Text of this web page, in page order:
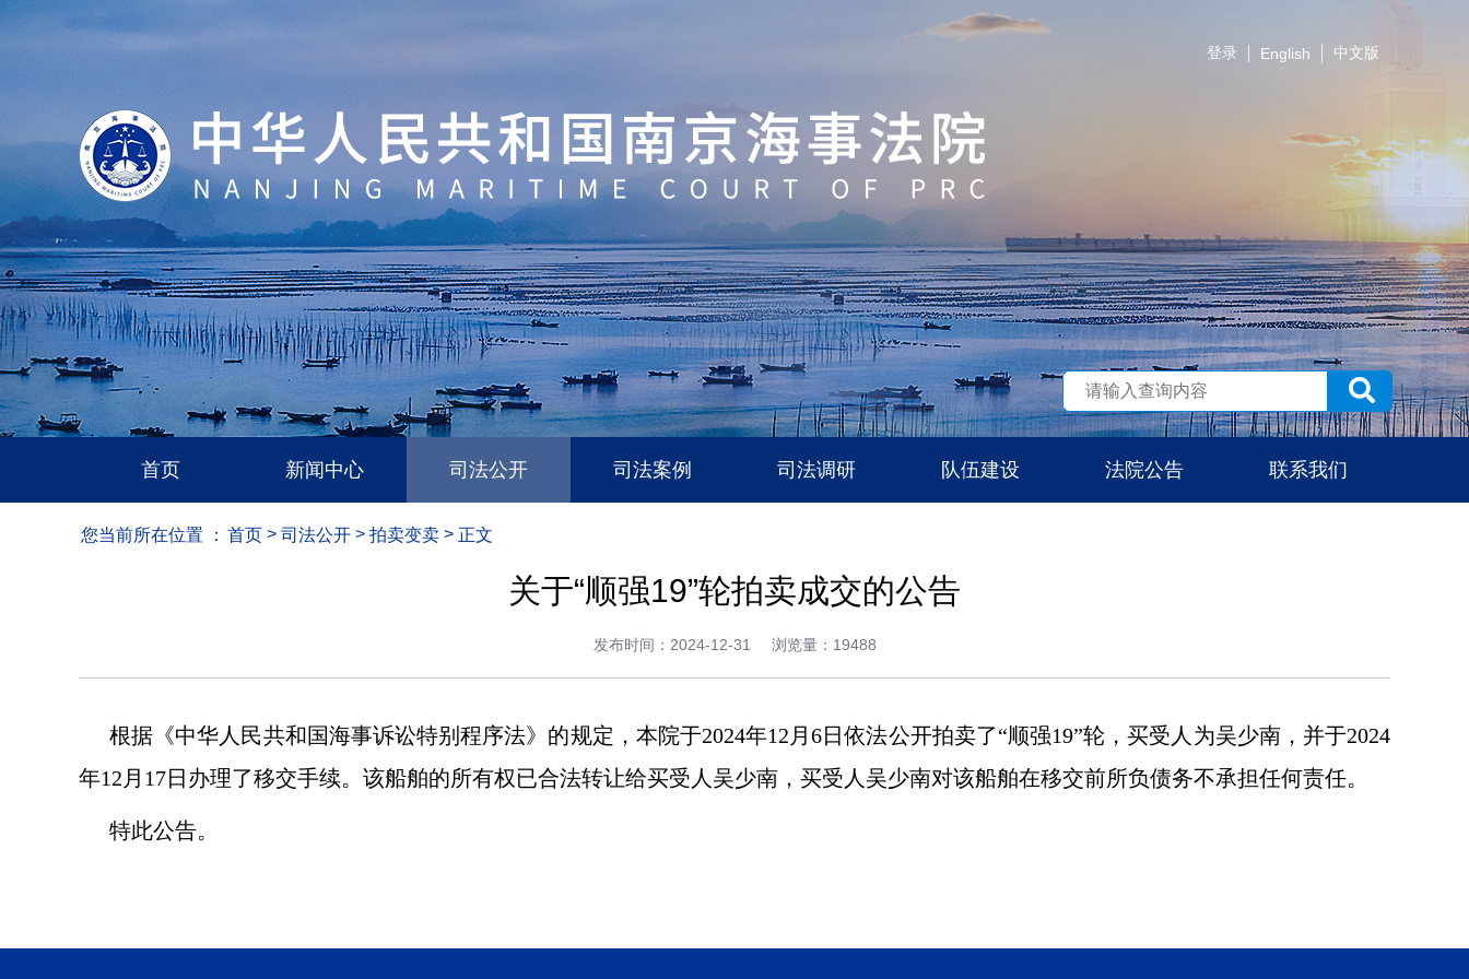
登录 English 中文版
首页 新闻中心 司法公开 司法案例 司法调研 队伍建设 法院公告 联系我们
您当前所在位置 ： 首页 > 司法公开 > 拍卖变卖 > 正文
关于“顺强19”轮拍卖成交的公告
发布时间：2024-12-31 浏览量：19488
根据《中华人民共和国海事诉讼特别程序法》的规定，本院于2024年12月6日依法公开拍卖了“顺强19”轮，买受人为吴少南，并于2024
年12月17日办理了移交手续。该船舶的所有权已合法转让给买受人吴少南，买受人吴少南对该船舶在移交前所负债务不承担任何责任。
特此公告。